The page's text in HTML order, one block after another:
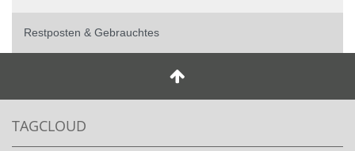
Restposten & Gebrauchtes
TAGCLOUD